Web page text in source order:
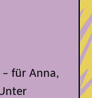
– für Anna,